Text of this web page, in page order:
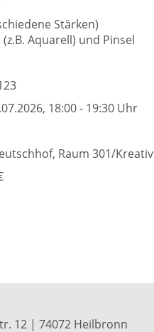
Stärken)
Aquarell) und Pinsel
18:00 - 19:30 Uhr
Raum 301/Kreativ
12 | 74072 Heilbronn